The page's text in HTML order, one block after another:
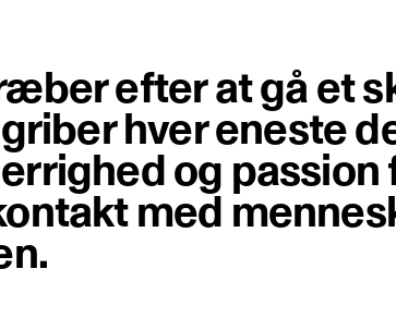
efter at gå et
hver eneste
og passion
med